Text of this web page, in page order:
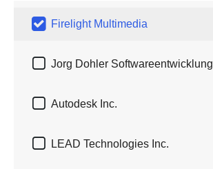
 Firelight Multimedia
 Jorg Dohler Softwareentwicklung
 Autodesk Inc.
 LEAD Technologies Inc.